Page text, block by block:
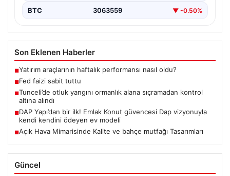
BTC 3063559 ▼ -0.50%
Son Eklenen Haberler
■Yatırım araçlarının haftalık performansı nasıl oldu?
■Fed faizi sabit tuttu
■Tunceli’de otluk yangını ormanlık alana sıçramadan kontrol
altına alındı
■DAP Yapı’dan bir ilk! Emlak Konut güvencesi Dap vizyonuyla
kendi kendini ödeyen ev modeli
■Açık Hava Mimarisinde Kalite ve bahçe mutfağı Tasarımları
Güncel